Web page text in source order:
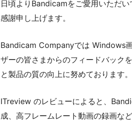
日頃よりBandicamをご愛用いただ
感謝申し上げます。
Bandicam Companyでは Windows
ザーの皆さまからのフィードバック
と製品の質の向上に努めております。
ITreview のレビューによると、
成、高フレームレート動画の録画な